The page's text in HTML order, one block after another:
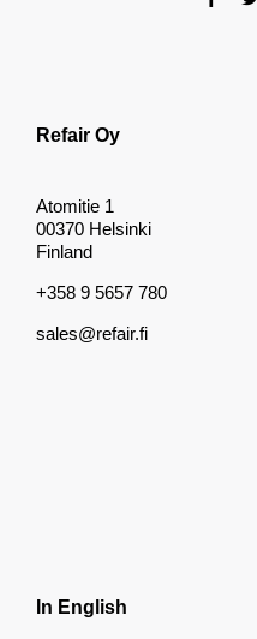
Refair Oy
Atomitie 1
00370 Helsinki
Finland
+358 9 5657 780
sales@refair.fi
In English